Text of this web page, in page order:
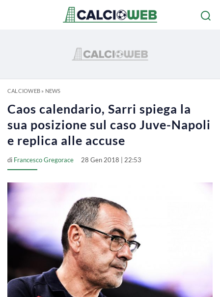
CALCIOWEB» NEWS
Caos calendario, Sarri spiega la
sua posizione sul caso Juve-Napoli
e replica alle accuse
di Francesco Gregorace 28 Gen 2018 | 22:53